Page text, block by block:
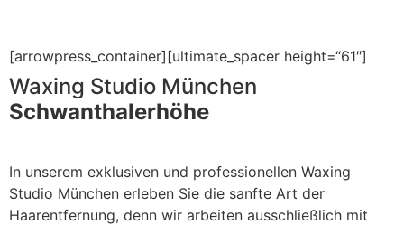
[arrowpress_container][ultimate_spacer height=“61″]
Waxing Studio München
Schwanthalerhöhe
In unserem exklusiven und professionellen Waxing
Studio München erleben Sie die sanfte Art der
Haarentfernung, denn wir arbeiten ausschließlich mit